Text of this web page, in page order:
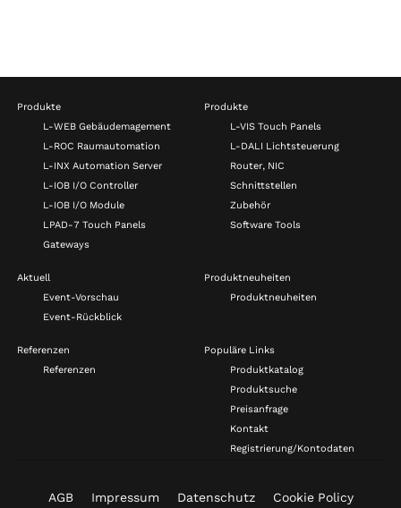
Produkte
L-WEB Gebäudemagement
L-ROC Raumautomation
L-INX Automation Server
L-IOB I/O Controller
L-IOB I/O Module
LPAD-7 Touch Panels
Gateways
Produkte
L-VIS Touch Panels
L-DALI Lichtsteuerung
Router, NIC
Schnittstellen
Zubehör
Software Tools
Aktuell
Event-Vorschau
Event-Rückblick
Produktneuheiten
Produktneuheiten
Referenzen
Referenzen
Populäre Links
Produktkatalog
Produktsuche
Preisanfrage
Kontakt
Registrierung/Kontodaten
AGB Impressum Datenschutz Cookie Policy